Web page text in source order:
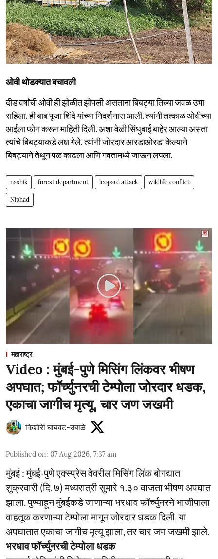
ओवी थोडक्यात बचावली
दीड वर्षांची ओवी ही झोळीत झोपली असताना बिबट्या तिच्या जवळ उभा
राहिला. ही बाब पूजा शिंदे यांच्या निदर्शनास आली. त्यांनी तत्काळ ओवीच्या
आईला फोन करून माहिती दिली. अशा वेळी सिंधुबाई बाहेर आल्या असता
त्यांचे बिबट्याकडे लक्ष गेले. त्यांनी जोरदार आरडाओरडा केल्याने
बिबट्याने तेथून पळ काढला आणि गवतामध्ये जाऊन लपला.
nashik forest department leopard attack wildlife conflict
Niphad
महाराष्ट्र
Video : मुंबई-पुणे मिसिंग लिंकवर भीषण
अपघात; फॉर्च्युनरची टेम्पोला जोरदार धडक,
एकाचा जागीच मृत्यू, चार जण जखमी
किशोरी घायवट-उबाळे
Published on: 07 Aug 2026, 7:37 am
मुंबई : मुंबई-पुणे एक्स्प्रेस वेवरील मिसिंग लिंक बोगद्यात
शुक्रवारी (दि. ७) मध्यरात्री सुमारे १.३० वाजता भीषण अपघात
झाला. पुण्याहून मुंबईकडे जाणाऱ्या भरधाव फॉर्च्युनरने भाजीपाला
वाहतूक करणाऱ्या टेम्पोला मागून जोरदार धडक दिली. या
अपघातात एकाचा जागीच मृत्यू झाला, तर चार जण जखमी झाले.
भरधाव फॉर्च्युनरची टेम्पोला धडक